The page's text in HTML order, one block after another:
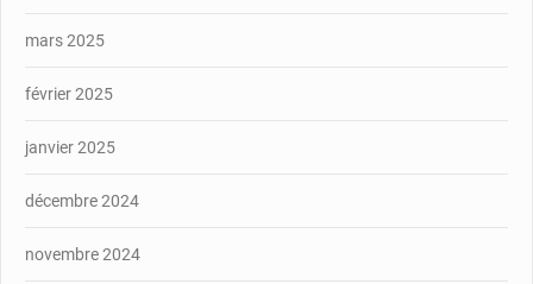
mars 2025
février 2025
janvier 2025
décembre 2024
novembre 2024